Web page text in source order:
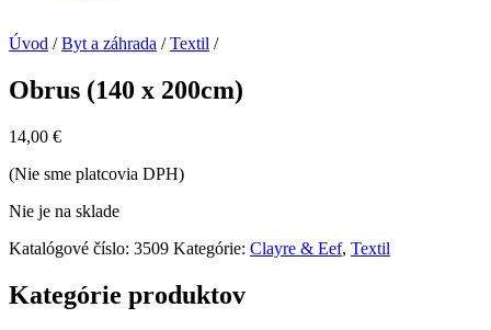
Úvod /Byt a záhrada /Textil /
Obrus (140 x 200cm)
14,00 €
(Nie sme platcovia DPH)
Nie je na sklade
Katalógové číslo: 3509 Kategórie: Clayre & Eef, Textil
Kategórie produktov